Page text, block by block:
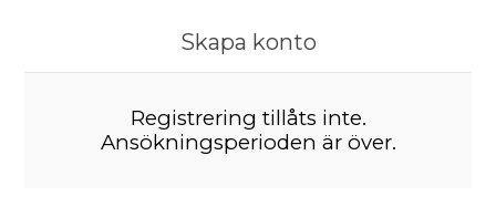
Skapa konto
Registrering tillåts inte.
Ansökningsperioden är över.